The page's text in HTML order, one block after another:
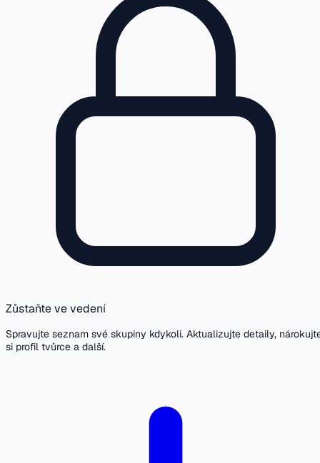
Zůstaňte ve vedení
Spravujte seznam své skupiny kdykoli. Aktualizujte detaily,
si profil tvůrce a další.